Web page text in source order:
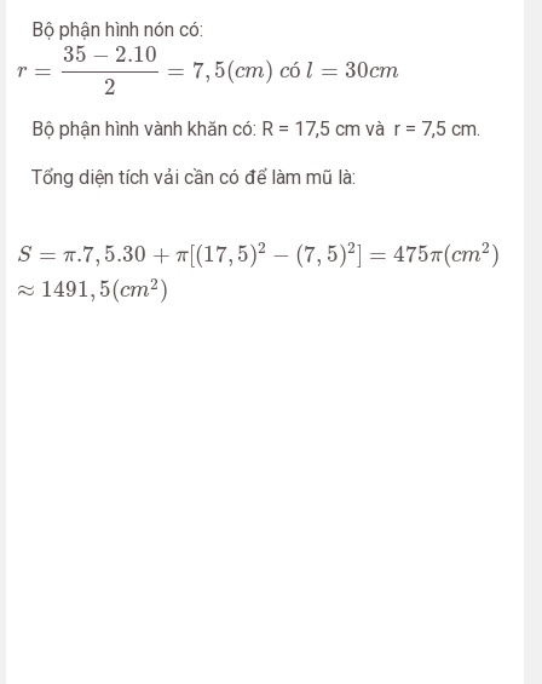
Bộ phận hình nón có:
r =
35 − 2.10
2
= 7, 5(cm) có l = 30cm
=35−2.102=7,5 (cm
Bộ phận hình vành khăn có: R = 17,5 cm và r = 7,5 cm.
Tổng diện tích vải cần có để làm mũ là:
S = π.7, 5.30 + π[(17, 5)2 − (7, 5)2] = 475π(cm2)
≈ 1491, 5(cm2)
S= 5.30 +π ( ,5) 2 −(7, 2]= 475 m2 ≈1491